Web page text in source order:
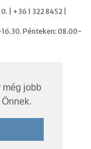
még jobb
| +36 1 322 8452 |
Pénteken: 08.00-
Minden jog